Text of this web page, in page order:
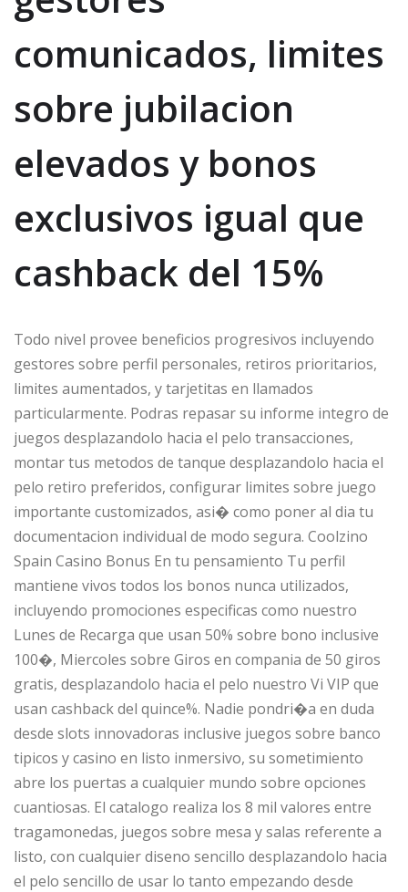
comunicados, limites
sobre jubilacion
elevados y bonos
exclusivos igual que
cashback del 15%
Todo nivel provee beneficios progresivos incluyendo
gestores sobre perfil personales, retiros prioritarios,
limites aumentados, y tarjetitas en llamados
particularmente. Podras repasar su informe integro de
juegos desplazandolo hacia el pelo transacciones,
montar tus metodos de tanque desplazandolo hacia el
pelo retiro preferidos, configurar limites sobre juego
importante customizados, asi� como poner al dia tu
documentacion individual de modo segura. Coolzino
Spain Casino Bonus En tu pensamiento Tu perfil
mantiene vivos todos los bonos nunca utilizados,
incluyendo promociones especificas como nuestro
Lunes de Recarga que usan 50% sobre bono inclusive
100�, Miercoles sobre Giros en compania de 50 giros
gratis, desplazandolo hacia el pelo nuestro Vi VIP que
usan cashback del quince%. Nadie pondri�a en duda
desde slots innovadoras inclusive juegos sobre banco
tipicos y casino en listo inmersivo, su sometimiento
abre los puertas a cualquier mundo sobre opciones
cuantiosas. El catalogo realiza los 8 mil valores entre
tragamonedas, juegos sobre mesa y salas referente a
listo, con cualquier diseno sencillo desplazandolo hacia
el pelo sencillo de usar lo tanto empezando desde